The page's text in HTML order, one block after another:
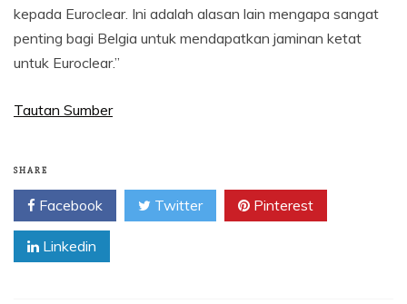
kepada Euroclear. Ini adalah alasan lain mengapa sangat
penting bagi Belgia untuk mendapatkan jaminan ketat
untuk Euroclear.”
Tautan Sumber
SHARE
Facebook Twitter Pinterest
Linkedin